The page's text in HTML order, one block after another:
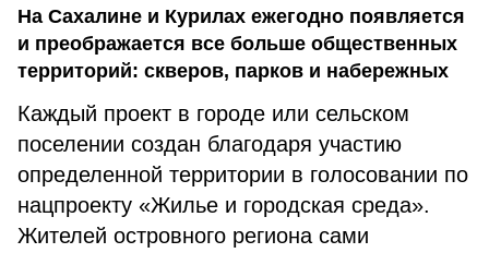
На Сахалине и Курилах ежегодно появляется
и преображается все больше общественных
территорий: скверов, парков и набережных
Каждый проект в городе или сельском
поселении создан благодаря участию
определенной территории в голосовании по
нацпроекту «Жилье и городская среда».
Жителей островного региона сами